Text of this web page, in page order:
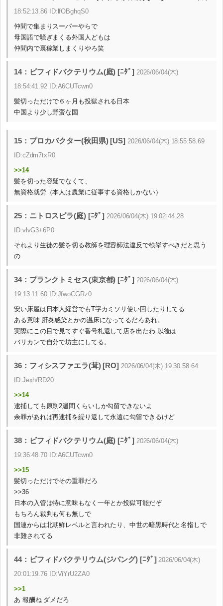
18:52:13.86 ID:lfOBghqS0
仲間で集まりスーパーやらで
母国語で騒ぎまくる外国人どもは
仲間内で裏稼業しまくりやろ笑
14：ビフィドバクテリウム(庭) [ﾆﾀﾞ] 2026/06/04(木)
18:54:41.92 ID:A6CUTcwn0
髪切っただけで６ヶ月も投獄される日本
中国より少し野蛮な国
15：プロカバクター(秋田県) [US] 2026/06/04(木) 18:55:58.69
ID:cZdm7txR0
>>14
髪を切った容疑でなくて、
無資格就労（本人は農業に従事する資格しかない）
25：ニトロスピラ(庭) [ﾆﾀﾞ] 2026/06/04(木) 19:02:44.28
ID:vlvG3+6P0
それより生徒の髪を切る教師を理容師法違反で検挙すべきだと思う
の
34：プランクトミセス(東京都) [ﾆﾀﾞ] 2026/06/04(木)
19:13:11.60 ID:JfwoCGRz0
安い床屋は日本人経営でもT字カミソリ使い回したりしてる
ある意味 肝炎感染とかの温床になってるだろあれ。
実際にこの目で見てすぐ番号札返して店を出たわ 以後は
バリカンで自分で坊主にしてる。
36：フィシスファエラ(茸) [RO] 2026/06/04(木) 19:30:58.64
ID:Jexh/RD20
>>14
逮捕しても原則2週間くらいしか勾留できないよ
余罪があれば再逮捕を繰り返して永遠に勾留できるけど
38：ビフィドバクテリウム(庭) [ﾆﾀﾞ] 2026/06/04(木)
19:36:48.70 ID:A6CUTcwn0
>>15
髪切っただけでその重罪だろ
>>36
日本の入管は特に意味もなく一年とか投獄可能だぞ
もちろん裁判も何も無しで
国連からは北朝鮮レベルと言われたり、中世の暗黒時代と名指しで
非難されてる
44：ビフィドバクテリウム(ジパング) [ﾆﾀﾞ] 2026/06/04(木)
20:01:19.76 ID:ViYrU2ZA0
>>1
あ 報酬ね ダメだろ